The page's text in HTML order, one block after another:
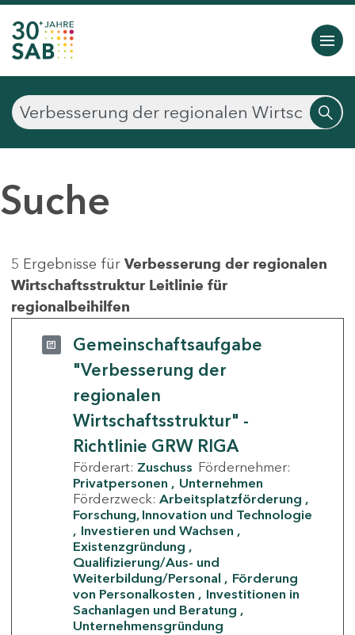
Suche
5 Ergebnisse für Verbesserung der regionalen
Wirtschaftsstruktur Leitlinie für
regionalbeihilfen
Gemeinschaftsaufgabe
"Verbesserung der
regionalen
Wirtschaftsstruktur" -
Richtlinie GRW RIGA
Förderart: Zuschuss Fördernehmer:
Privatpersonen
Unternehmen
Förderzweck: Arbeitsplatzförderung
Forschung, Innovation und Technologie
Investieren und Wachsen
Existenzgründung
Qualifizierung/Aus- und
Weiterbildung/Personal
Förderung
von Personalkosten
Investitionen in
Sachanlagen und Beratung
Unternehmensgründung